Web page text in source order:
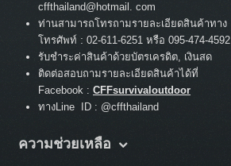
cffthailand@hotmail. com
ท่านสามารถโทรถามรายละเอียดสินค้าทาง
โทรศัพท์ : 02-611-6251 หรือ 095-474-4592
รับชำระค่าสินค้าด้วยบัตรเครดิต, เงินสด
ติดต่อสอบถามรายละเอียดสินค้าได้ที่
Facebook : CFFsurvivaloutdoor
ทางLine ID : @cffthailand
ความช่วยเหลือ